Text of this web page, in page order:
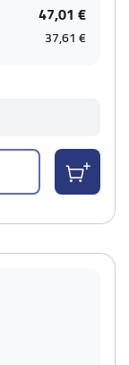
47,01 €
37,61 €